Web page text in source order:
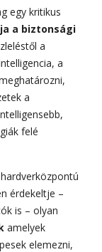
egy kritikus
a biztonsági
a
a
a
felé
érdekeltje –
is – olyan
amelyek
elemezni,